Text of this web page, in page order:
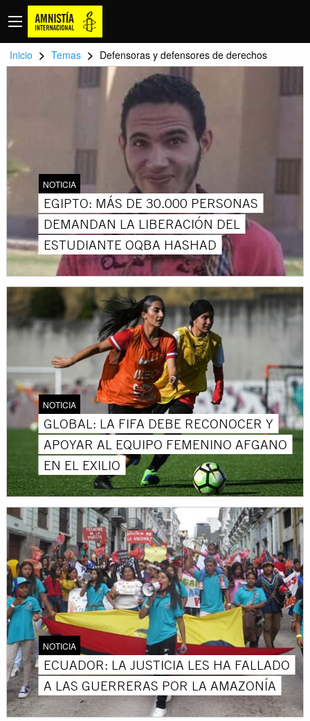
Inicio > Temas > Defensoras y defensores de derechos
NOTICIA
EGIPTO: MÁS DE 30.000 PERSONAS
DEMANDAN LA LIBERACIÓN DEL
ESTUDIANTE OQBA HASHAD
NOTICIA
GLOBAL: LA FIFA DEBE RECONOCER Y
APOYAR AL EQUIPO FEMENINO AFGANO
EN EL EXILIO
NOTICIA
ECUADOR: LA JUSTICIA LES HA FALLADO
A LAS GUERRERAS POR LA AMAZONÍA